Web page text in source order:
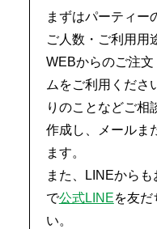
まずはパーティー
ご人数・ご利用用
WEBからのご注
ムをご利用くださ
りのことなどご相
作成し、メールま
ます。
また、LINEから
で公式LINEを友だ
い。